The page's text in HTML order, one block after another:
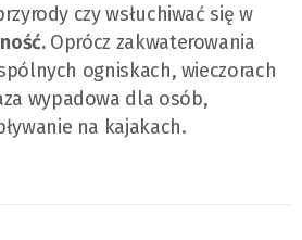
czy wsłuchiwać się w
Oprócz zakwaterowania
ogniskach, wieczorach
wypadowa dla osób,
na kajakach.